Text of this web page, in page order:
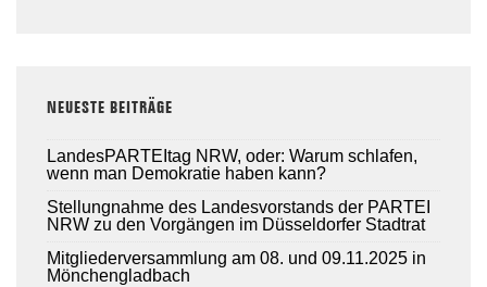
NEUESTE BEITRÄGE
LandesPARTEItag NRW, oder: Warum schlafen,
wenn man Demokratie haben kann?
Stellungnahme des Landesvorstands der PARTEI
NRW zu den Vorgängen im Düsseldorfer Stadtrat
Mitgliederversammlung am 08. und 09.11.2025 in
Mönchengladbach